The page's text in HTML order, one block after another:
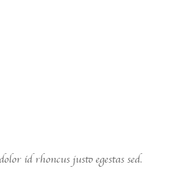
id rhoncus justo egestas sed.